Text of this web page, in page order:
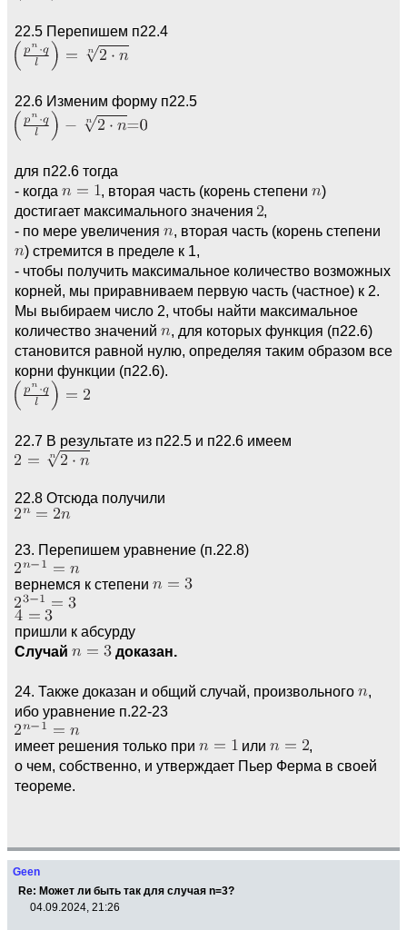
22.5 Перепишем п22.4
22.6 Изменим форму п22.5
для п22.6 тогда
- когда
, вторая часть (корень степени
)
достигает максимального значения
,
- по мере увеличения
, вторая часть (корень степени
) стремится в пределе к 1,
- чтобы получить максимальное количество возможных
корней, мы приравниваем первую часть (частное) к 2.
Мы выбираем число 2, чтобы найти максимальное
количество значений
, для которых функция (п22.6)
становится равной нулю, определяя таким образом все
корни функции (п22.6).
22.7 В результате из п22.5 и п22.6 имеем
22.8 Отсюда получили
23. Перепишем уравнение (п.22.8)
вернемся к степени
пришли к абсурду
Случай
доказан.
24. Также доказан и общий случай, произвольного
,
ибо уравнение п.22-23
имеет решения только при или
,
о чем, собственно, и утверждает Пьер Ферма в своей
теореме.
Geen
Re: Может ли быть так для случая n=3?
04.09.2024, 21:26